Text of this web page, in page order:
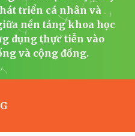
triển cá nhân và
nền tảng khoa học
dụng thực tiễn vào
và cộng đồng.